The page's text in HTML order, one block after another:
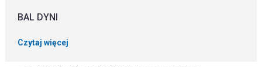
BAL DYNI
Czytaj więcej